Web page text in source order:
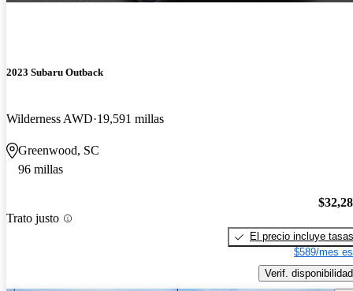
2023 Subaru Outback
Wilderness AWD 19,591 millas
Greenwood, SC
96 millas
Trato justo
El precio incluye tasas
$589/mes
Verif. disponibilidad